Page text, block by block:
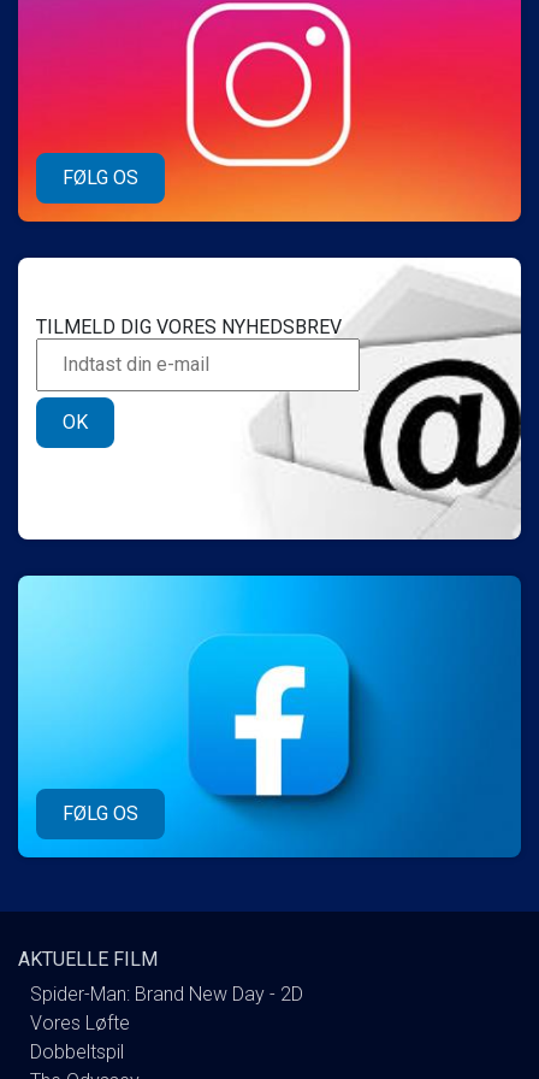
FØLG OS
TILMELD DIG VORES NYHEDSBREV
OK
FØLG OS
AKTUELLE FILM
Spider-Man: Brand New Day - 2D
Vores Løfte
Dobbeltspil